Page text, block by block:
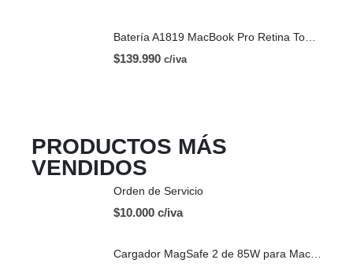
$139.990 c/iva
PRODUCTOS MÁS
VENDIDOS
Orden de Servicio
$10.000 c/iva